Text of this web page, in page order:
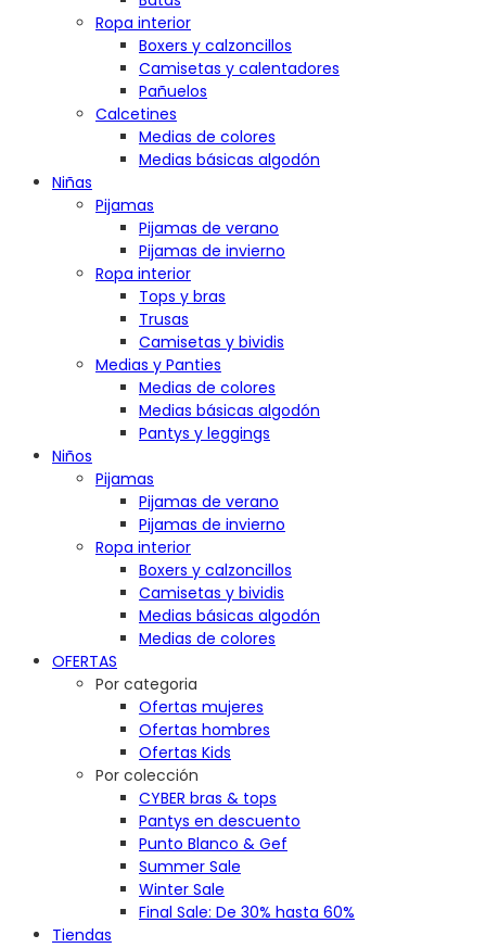
Ropa interior
Boxers y calzoncillos
Camisetas y calentadores
Pañuelos
Calcetines
Medias de colores
Medias básicas algodón
Niñas
Pijamas
Pijamas de verano
Pijamas de invierno
Ropa interior
Tops y bras
Trusas
Camisetas y bividis
Medias y Panties
Medias de colores
Medias básicas algodón
Pantys y leggings
Niños
Pijamas
Pijamas de verano
Pijamas de invierno
Ropa interior
Boxers y calzoncillos
Camisetas y bividis
Medias básicas algodón
Medias de colores
OFERTAS
Por categoria
Ofertas mujeres
Ofertas hombres
Ofertas Kids
Por colección
CYBER bras & tops
Pantys en descuento
Punto Blanco & Gef
Summer Sale
Winter Sale
Final Sale: De 30% hasta 60%
Tiendas